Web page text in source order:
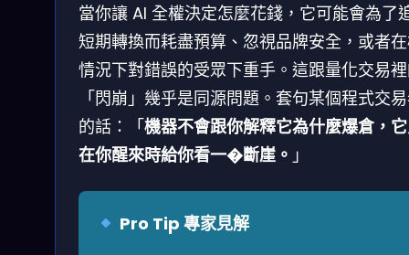
當你讓 AI 全權決定怎麼花錢，它可能會為了
短期轉換而耗盡預算、忽視品牌安全，或者
情況下對錯誤的受眾下重手。這跟量化交易
「閃崩」幾乎是同源問題。套句某個程式交
的話：「機器不會跟你解釋它為什麼爆倉，
在你醒來時給你看一�斷崖。 」
Pro Tip 專家見解